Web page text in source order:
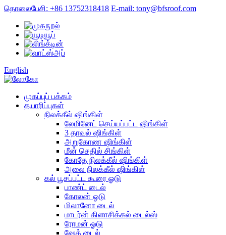
தொலைபேசி: +86 13752318418 E-mail: tony@bfsroof.com
English
முகப்புப் பக்கம்
தயாரிப்புகள்
நிலக்கீல் ஷிங்கிள்
லேமினேட் செய்யப்பட்ட ஷிங்கிள்
3 தாவல் ஷிங்கிள்
அறுகோண ஷிங்கிள்
மீன் செதில் சிங்கிள்
கோதே நிலக்கீல் ஷிங்கிள்
அலை நிலக்கீல் ஷிங்கிள்
கல் பூசப்பட்ட கூரை ஓடு
பாண்ட் டைல்
கோலன் ஓடு
மிலானோ டைல்
மாடர்ன் கிளாசிக்கல் டைல்ஸ்
ரோமன் ஓடு
ஷேக் டைல்